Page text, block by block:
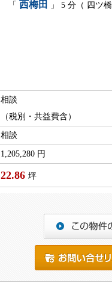
「 西梅田 」 5 分（ 四ツ橋
相談
（税別・共益費含）
相談
1,205,280 円
22.86 坪